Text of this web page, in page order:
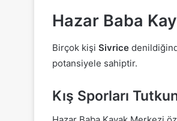
Hazar Baba
Birçok kişi Sivrice
potansiyele sahiptir.
Kış Sporları